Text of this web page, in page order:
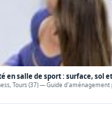
en salle de sport : surface, sol
Tours (37) — Guide d'aménagement